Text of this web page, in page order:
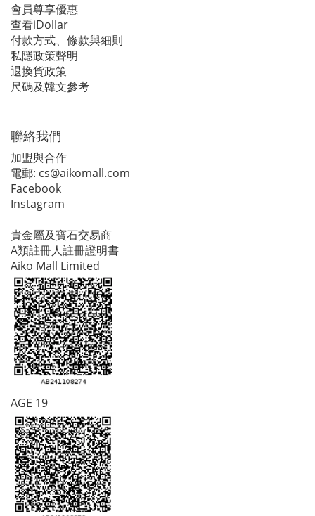
會員尊享優惠
查看iDollar
付款方式、條款與細則
私隱政策聲明
退換貨政策
尺碼及韓文參考
聯絡我們
加盟與合作
電郵: cs@aikomall.com
Facebook
Instagram
貴金屬及寶石交易商
A類註冊人註冊證明書
Aiko Mall Limited
AGE 19